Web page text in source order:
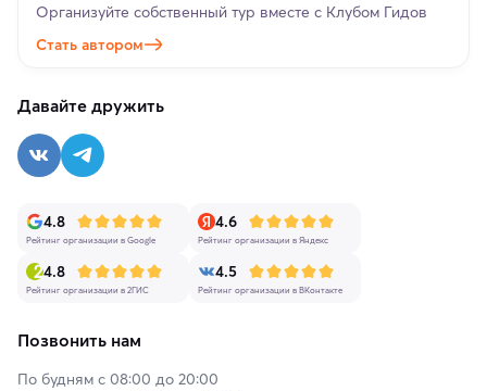
Организуйте собственный тур вместе с Клубом Гидов
Стать автором
Давайте дружить
4.8
Рейтинг организации в Google
4.6
Рейтинг организации в Яндекс
4.8
Рейтинг организации в 2ГИС
4.5
Рейтинг организации в ВКонтакте
Позвонить нам
По будням с 08:00 до 20:00